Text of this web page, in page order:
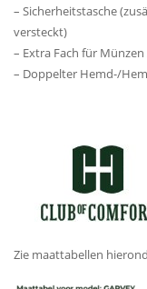
– Sicherheitstasche
versteckt)
– Extra Fach für
– Doppelter Hemd-/
Zie maattabellen